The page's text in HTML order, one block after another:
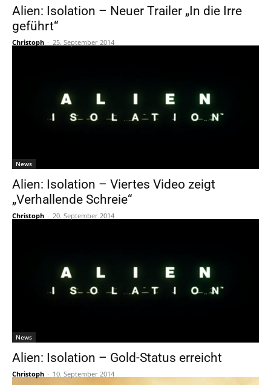
Alien: Isolation – Neuer Trailer „In die Irre
geführt“
Christoph - 25. September 2014
News
Alien: Isolation – Viertes Video zeigt
„Verhallende Schreie“
Christoph - 20. September 2014
News
Alien: Isolation – Gold-Status erreicht
Christoph - 10. September 2014